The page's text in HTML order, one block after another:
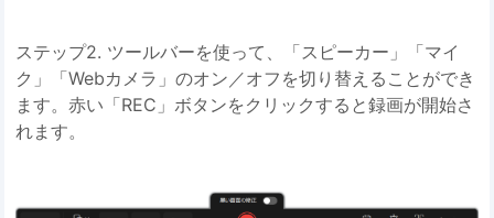
ステップ2. ツールバーを使って、「スピーカー」「マイ
ク」「Webカメラ」のオン／オフを切り替えることができ
ます。赤い「REC」ボタンをクリックすると録画が開始さ
れます。